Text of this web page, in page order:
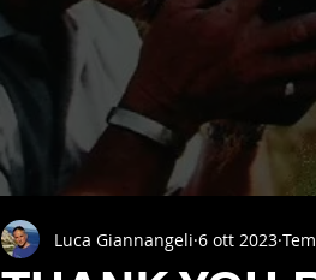
Luca Giannangeli 6 ott 2023